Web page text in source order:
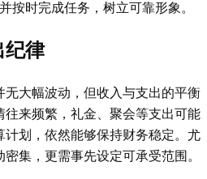
按时完成任务，树立可靠形象。
纪律
无大幅波动，但收入与支出的平衡
来频繁，礼金、聚会等支出可能
划，依然能够保持财务稳定。尤
集，更需事先设定可承受范围。